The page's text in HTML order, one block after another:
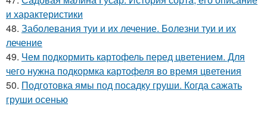
и характеристики
48. Заболевания туи и их лечение. Болезни туи и их
лечение
49. Чем подкормить картофель перед цветением. Для
чего нужна подкормка картофеля во время цветения
50. Подготовка ямы под посадку груши. Когда сажать
груши осенью